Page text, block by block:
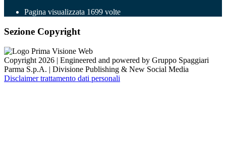
Pagina visualizzata 1699 volte
Sezione Copyright
Copyright 2026 | Engineered and powered by Gruppo Spaggiari
Parma S.p.A. | Divisione Publishing & New Social Media
Disclaimer trattamento dati personali